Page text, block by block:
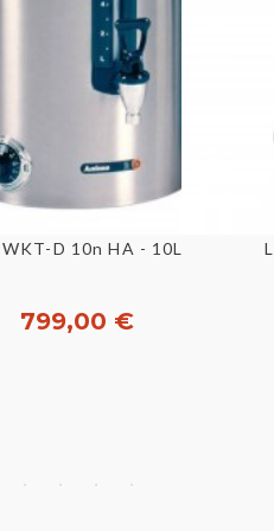
Aperçu rapide
D 10n HA - 10L - ANIMO
799,00 €